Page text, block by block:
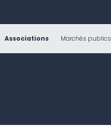
Associations Marchés publics